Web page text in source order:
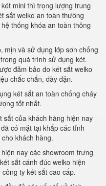
mini thì trọng lượng trung
sắt welko an toàn thường
thống khóa an toàn thông
mịn và sử dụng lớp sơn chống
quá trình sử dụng két.
đảm bảo do két sắt welko
chắc chắn, dày dặn.
két sắt an toàn chống cháy
tốt nhất.
của khách hàng hiện nay
có mặt tại khắp các tỉnh
khách hàng.
nay các showroom trưng
sắt cánh đúc welko hiện
ty két sắt cao cấp.